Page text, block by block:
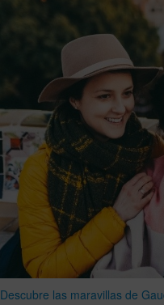
Descubre las maravillas de